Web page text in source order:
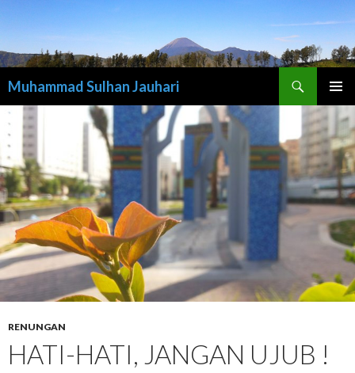
Muhammad Sulhan Jauhari
UTAMA
KE
ISI
RENUNGAN
HATI-HATI, JANGAN UJUB !